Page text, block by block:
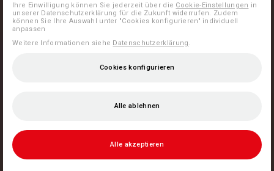
Ihre Einwilligung können Sie jederzeit über die Cookie-Einstellungen in
unserer Datenschutzerklärung für die Zukunft widerrufen. Zudem
können Sie Ihre Auswahl unter "Cookies konfigurieren" individuell
anpassen
Weitere Informationen siehe Datenschutzerklärung
Cookies konfigurieren
Alle ablehnen
Alle akzeptieren